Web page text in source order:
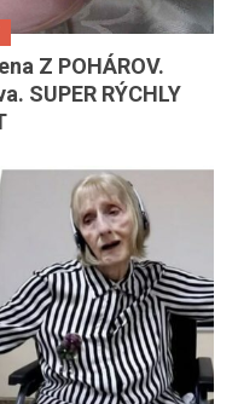
Z POHÁROV.
SUPER RÝCHLY